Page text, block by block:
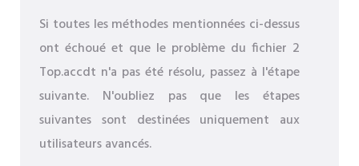
Si toutes les méthodes mentionnées ci-dessus
ont échoué et que le problème du fichier 2
Top.accdt n'a pas été résolu, passez à l'étape
suivante. N'oubliez pas que les étapes
suivantes sont destinées uniquement aux
utilisateurs avancés.